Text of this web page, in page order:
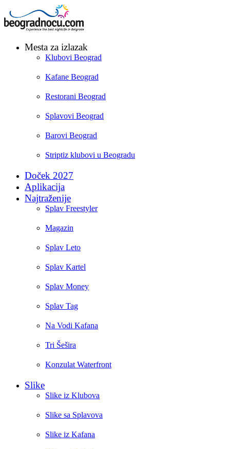
Mesta za izlazak
Klubovi Beograd
Kafane Beograd
Restorani Beograd
Splavovi Beograd
Barovi Beograd
Striptiz klubovi u Beogradu
Doček 2027
Aplikacija
Najtraženije
Splav Freestyler
Magazin
Splav Leto
Splav Kartel
Splav Money
Splav Tag
Na Vodi Kafana
Tri Šešira
Konzulat Waterfront
Slike
Slike iz Klubova
Slike sa Splavova
Slike iz Kafana